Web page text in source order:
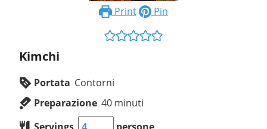
Print Pin
Kimchi
Portata Contorni
Preparazione 40 minuti